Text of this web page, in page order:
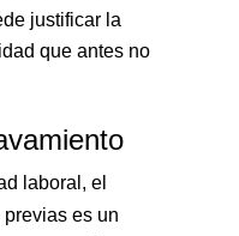
justificar la
que antes no
laboral, el
es un